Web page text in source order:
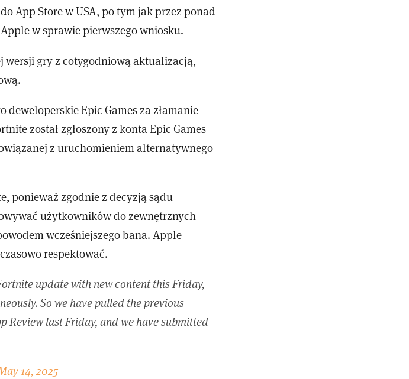
do App Store w USA, po tym jak przez ponad
w sprawie pierwszego wniosku.
wersji gry z cotygodniową aktualizacją,
deweloperskie Epic Games za złamanie
został zgłoszony z konta Epic Games
z uruchomieniem alternatywnego
ponieważ zgodnie z decyzją sądu
użytkowników do zewnętrznych
wcześniejszego bana. Apple
respektować.
update with new content this Friday,
So we have pulled the previous
Review last Friday, and we have submitted
14, 2025